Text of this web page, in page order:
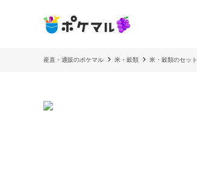
産直・通販のポケマル 米・穀類 米・穀類のセット